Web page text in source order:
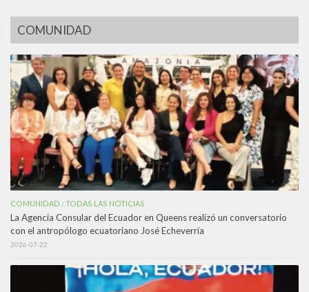
COMUNIDAD
COMUNIDAD /TODAS LAS NOTICIAS
La Agencia Consular del Ecuador en Queens realizó un conversatorio
con el antropólogo ecuatoriano José Echeverría
2026-07-22